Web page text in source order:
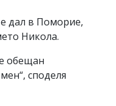
дал в Поморие,
Никола.
обещан
споделя